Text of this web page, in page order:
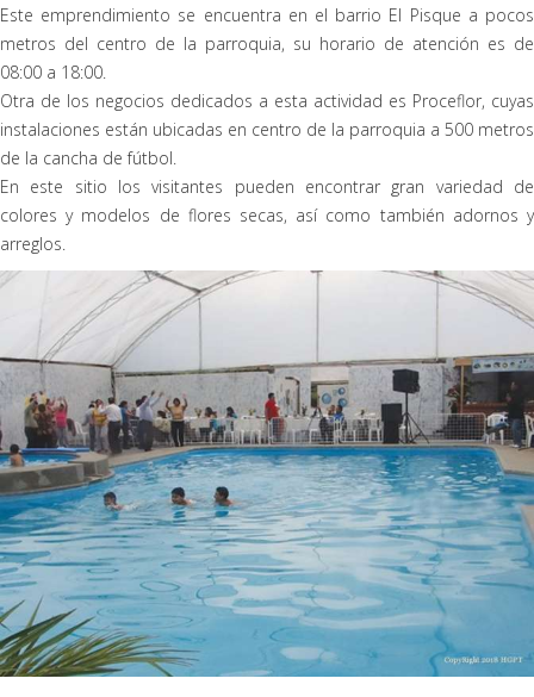
Este emprendimiento se encuentra en el barrio El Pisque a pocos
metros del centro de la parroquia, su horario de atención es de
08:00 a 18:00.
Otra de los negocios dedicados a esta actividad es Proceflor, cuyas
instalaciones están ubicadas en centro de la parroquia a 500 metros
de la cancha de fútbol.
En este sitio los visitantes pueden encontrar gran variedad de
colores y modelos de flores secas, así como también adornos y
arreglos.